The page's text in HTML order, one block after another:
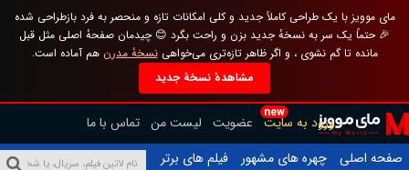
مای موویز با یک طراحی کاملاً جدید و کلی امکانات تازه و منحصر به فرد بازطراحی شده
🎉 حتماً یک سر به نسخهٔ جدید بزن و راحت بگرد 😊 چیدمان صفحهٔ اصلی مثل قبل
مانده تا گم نشوی ، و اگر ظاهر تازه‌تری می‌خواهینسخهٔ مدرن هم آماده است.
مشاهدهٔ نسخهٔ جدید
new
ورود به سایت عضویت لیست من تماس با ما
صفحه اصلی
چهره های مشهور
فیلم های برتر